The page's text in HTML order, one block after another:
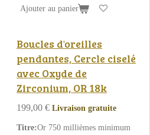
Ajouter au panier
Boucles d'oreilles
pendantes, Cercle ciselé
avec Oxyde de
Zirconium, OR 18k
199,00 € Livraison gratuite
Titre:Or 750 millièmes minimum